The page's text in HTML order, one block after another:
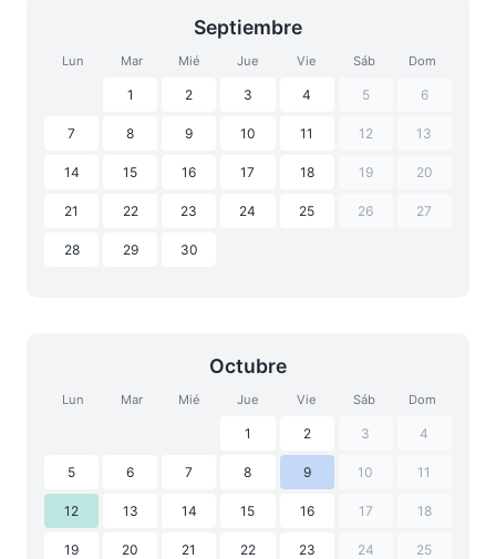
Septiembre
Lun Mar Mié Jue Vie Sáb Dom
1 2 3 4 5 6
7 8 9 10 11 12 13
14 15 16 17 18 19 20
21 22 23 24 25 26 27
28 29 30
Octubre
Lun Mar Mié Jue Vie Sáb Dom
1 2 3 4
5 6 7 8 9 10 11
12 13 14 15 16 17 18
19 20 21 22 23 24 25